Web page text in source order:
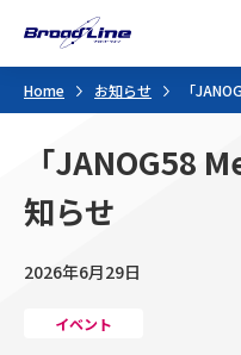
Home お知らせ 「
「JANOG58
知らせ
2026年6月29日
イベント